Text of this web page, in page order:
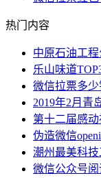
热门内容
中原石油工
乐山味道
微信拉票多
2019年2月青
第十二届感
伪造微信
潮州最美科
微信公众号